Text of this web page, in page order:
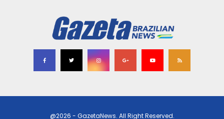
@2026 - GazetaNews. All Right Reserved.